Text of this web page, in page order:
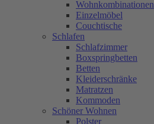
Wohnkombinationen
Einzelmöbel
Couchtische
Schlafen
Schlafzimmer
Boxspringbetten
Betten
Kleiderschränke
Matratzen
Kommoden
Schöner Wohnen
Polster